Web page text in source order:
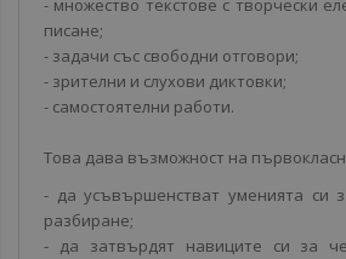
- множество текстове с творчески
писане;
- задачи със свободни отговори;
- зрителни и слухови диктовки;
- самостоятелни работи.
Това дава възможност на
- да усъвършенстват уменията си
разбиране;
- да затвърдят навиците си за